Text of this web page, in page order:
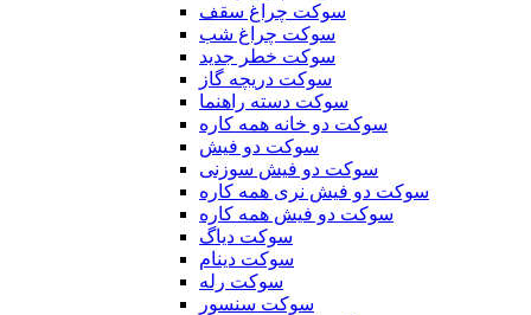
سوکت چراغ سقف
سوکت چراغ شب
سوکت خطر جدید
سوکت دریچه گاز
سوکت دسته راهنما
سوکت دو خانه همه کاره
سوکت دو فیش
سوکت دو فیش سوزنی
سوکت دو فیش نری همه کاره
سوکت دو فیش همه کاره
سوکت دیاگ
سوکت دینام
سوکت رله
سوکت سنسور